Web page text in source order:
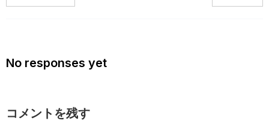
No responses yet
コメントを残す